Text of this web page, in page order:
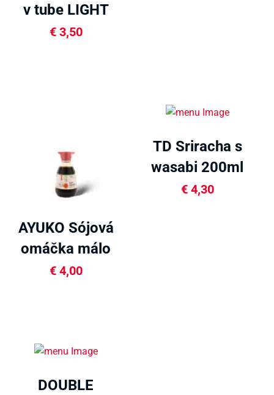
v tube LIGHT
43g
€3,50
AYUKO Sójová
omáčka málo
slaná 150ml
€4,00
TD Sriracha s
wasabi 200ml
€4,30
DOUBLE